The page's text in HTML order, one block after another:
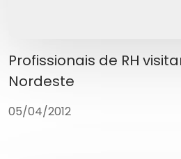
Profissionais de RH
Nordeste
05/04/2012